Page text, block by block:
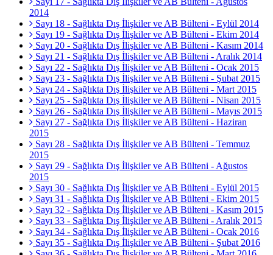
2014
Sayı 18 - Sağlıkta Dış İlişkiler ve AB Bülteni - Eylül 2014
Sayı 19 - Sağlıkta Dış İlişkiler ve AB Bülteni - Ekim 2014
Sayı 20 - Sağlıkta Dış İlişkiler ve AB Bülteni - Kasım 2014
Sayı 21 - Sağlıkta Dış İlişkiler ve AB Bülteni - Aralık 2014
Sayı 22 - Sağlıkta Dış İlişkiler ve AB Bülteni - Ocak 2015
Sayı 23 - Sağlıkta Dış İlişkiler ve AB Bülteni - Şubat 2015
Sayı 24 - Sağlıkta Dış İlişkiler ve AB Bülteni - Mart 2015
Sayı 25 - Sağlıkta Dış İlişkiler ve AB Bülteni - Nisan 2015
Sayı 26 - Sağlıkta Dış İlişkiler ve AB Bülteni - Mayıs 2015
Sayı 27 - Sağlıkta Dış İlişkiler ve AB Bülteni - Haziran
2015
Sayı 28 - Sağlıkta Dış İlişkiler ve AB Bülteni - Temmuz
2015
Sayı 29 - Sağlıkta Dış İlişkiler ve AB Bülteni - Ağustos
2015
Sayı 30 - Sağlıkta Dış İlişkiler ve AB Bülteni - Eylül 2015
Sayı 31 - Sağlıkta Dış İlişkiler ve AB Bülteni - Ekim 2015
Sayı 32 - Sağlıkta Dış İlişkiler ve AB Bülteni - Kasım 2015
Sayı 33 - Sağlıkta Dış İlişkiler ve AB Bülteni - Aralık 2015
Sayı 34 - Sağlıkta Dış İlişkiler ve AB Bülteni - Ocak 2016
Sayı 35 - Sağlıkta Dış İlişkiler ve AB Bülteni - Şubat 2016